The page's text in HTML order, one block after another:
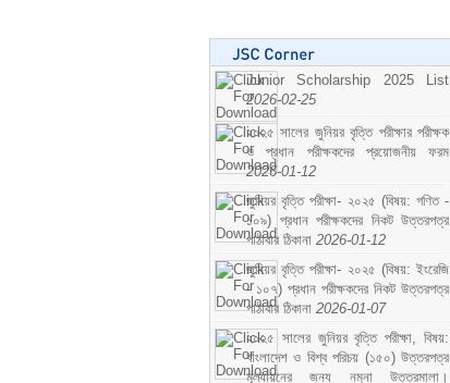
Junior Scholarship 2025 List
2026-02-25
২০২৫ সালের জুনিয়র বৃত্তি পরীক্ষার পরীক্ষক
ও প্রধান পরীক্ষকদের প্রয়োজনীয় ফরম
2026-01-12
জুনিয়র বৃত্তি পরীক্ষা- ২০২৫ (বিষয়: গণিত -
১০৯) প্রধান পরীক্ষকদের নিকট উত্তরপত্র
পাঠাবার ঠিকানা 2026-01-12
জুনিয়র বৃত্তি পরীক্ষা- ২০২৫ (বিষয়: ইংরেজি
- ১০৭) প্রধান পরীক্ষকদের নিকট উত্তরপত্র
পাঠাবার ঠিকানা 2026-01-07
২০২৫ সালের জুনিয়র বৃত্তি পরীক্ষা, বিষয়:
বাংলাদেশ ও বিশ্ব পরিচয় (১৫০) উত্তরপত্র
মূল্যায়নের জন্য নমুনা উত্তরমালা।